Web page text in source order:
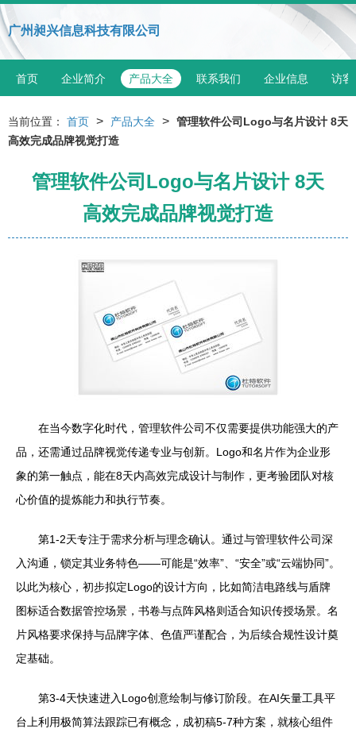
广州昶兴信息科技有限公司
首页 企业简介 产品大全 联系我们 企业信息 访客
当前位置： 首页 > 产品大全 > 管理软件公司Logo与名片设计 8天
高效完成品牌视觉打造
管理软件公司Logo与名片设计 8天
高效完成品牌视觉打造
在当今数字化时代，管理软件公司不仅需要提供功能强大的产
品，还需通过品牌视觉传递专业与创新。Logo和名片作为企业形
象的第一触点，能在8天内高效完成设计与制作，更考验团队对核
心价值的提炼能力和执行节奏。
第1-2天专注于需求分析与理念确认。通过与管理软件公司深
入沟通，锁定其业务特色——可能是“效率”、“安全”或“云端协同”。
以此为核心，初步拟定Logo的设计方向，比如简洁电路线与盾牌
图标适合数据管控场景，书卷与点阵风格则适合知识传授场景。名
片风格要求保持与品牌字体、色值严谨配合，为后续合规性设计奠
定基础。
第3-4天快速进入Logo创意绘制与修订阶段。在AI矢量工具平
台上利用极简算法跟踪已有概念，成初稿5-7种方案，就核心组件